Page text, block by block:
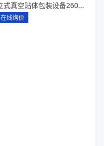
立式真空贴体包装设备260*180一出二
在线询价